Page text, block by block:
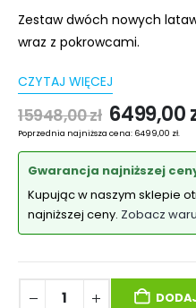
Zestaw dwóch nowych
wraz z pokrowcami.
CZYTAJ WIĘCEJ
15948,00zł 6499,00
Poprzednia najniższa cena: 6499,00 zł.
Gwarancja najniższej
Kupując w naszym sklepie
najniższej ceny. Zobacz